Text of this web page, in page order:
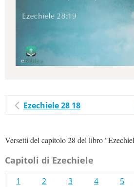
Ezechiele 28 18
Versetti del capitolo 28 del libro
Capitoli di Ezechiele
1 2 3 4 5